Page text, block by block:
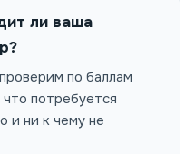
ли ваша
по баллам
потребуется
и ни к чему не